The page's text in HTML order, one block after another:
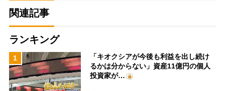
関連記事
ランキング
1
「キオクシアが今後も利益を出し続け
るかは分からない」資産11億円の個人
投資家が…